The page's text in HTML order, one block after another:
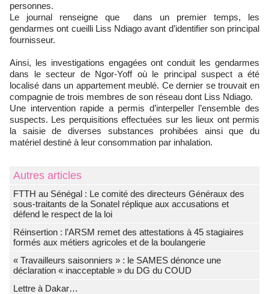
personnes.
Le journal renseigne que dans un premier temps, les
gendarmes ont cueilli Liss Ndiago avant d’identifier son principal
fournisseur.
Ainsi, les investigations engagées ont conduit les gendarmes
dans le secteur de Ngor-Yoff où le principal suspect a été
localisé dans un appartement meublé. Ce dernier se trouvait en
compagnie de trois membres de son réseau dont Liss Ndiago.
Une intervention rapide a permis d’interpeller l’ensemble des
suspects. Les perquisitions effectuées sur les lieux ont permis
la saisie de diverses substances prohibées ainsi que du
matériel destiné à leur consommation par inhalation.
Autres articles
FTTH au Sénégal : Le comité des directeurs Généraux des
sous-traitants de la Sonatel réplique aux accusations et
défend le respect de la loi
Réinsertion : l’ARSM remet des attestations à 45 stagiaires
formés aux métiers agricoles et de la boulangerie
« Travailleurs saisonniers » : le SAMES dénonce une
déclaration « inacceptable » du DG du COUD
Lettre à Dakar…